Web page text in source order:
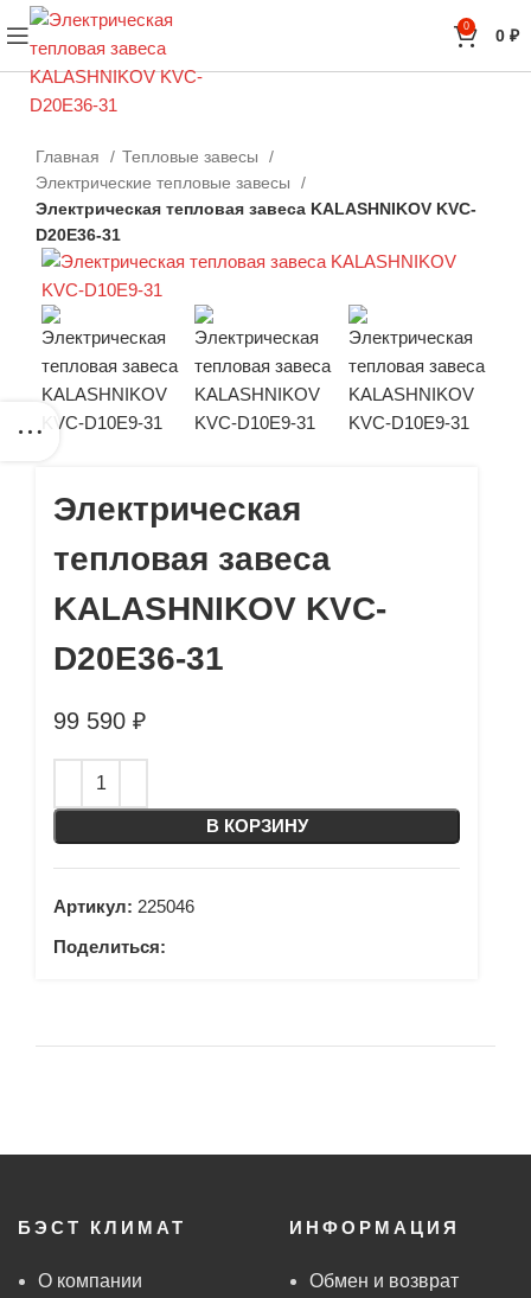
0 0 ₽
Главная
Тепловые завесы
Электрические тепловые завесы
Электрическая тепловая завеса KALASHNIKOV KVC-
D20E36-31
Электрическая
тепловая завеса
KALASHNIKOV KVC-
D20E36-31
99 590 ₽
В КОРЗИНУ
Артикул: 225046
Поделиться:
БЭСТ КЛИМАТ
О компании
ИНФОРМАЦИЯ
Обмен и возврат